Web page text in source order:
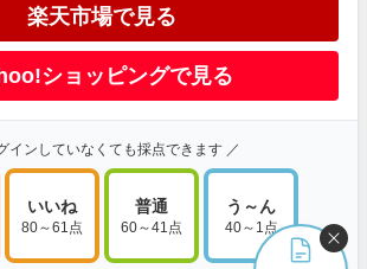
楽天市場で見る
ショッピングで見る
インしていなくても採点できます ／
いいね
80～61点
普通
60～41点
う～ん
40～1点